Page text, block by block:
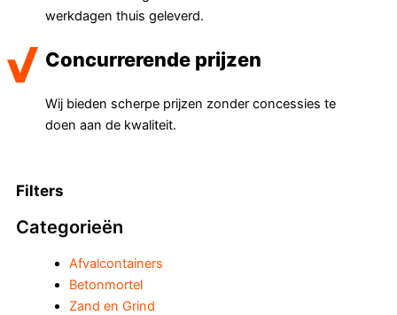
werkdagen thuis geleverd.
Concurrerende prijzen
Wij bieden scherpe prijzen zonder concessies te
doen aan de kwaliteit.
Filters
Categorieën
Afvalcontainers
Betonmortel
Zand en Grind